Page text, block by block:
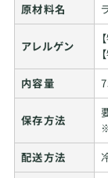
原材料名
アレルゲン
内容量
保存方法
配送方法